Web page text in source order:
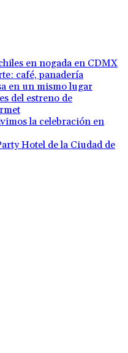
en nogada en CDMX
café, panadería
en un mismo lugar
del estreno de
la celebración en
Hotel de la Ciudad de